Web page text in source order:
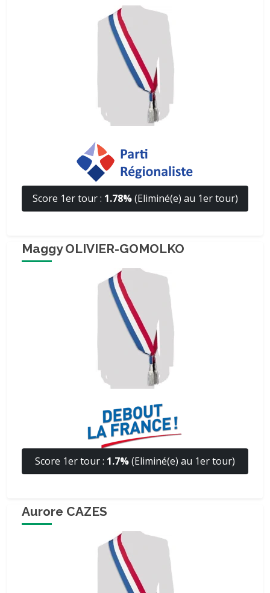
Score 1er tour : 1.78%(Eliminé(e) au 1er tour)
Maggy OLIVIER-GOMOLKO
Score 1er tour : 1.7%(Eliminé(e) au 1er tour)
Aurore CAZES